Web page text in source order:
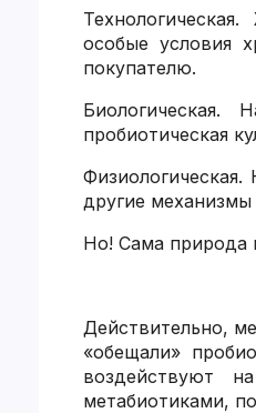
особые условия
покупателю.
пробиотическая
другие механизмы
Но! Cама природа
Действительно,
«обещали»
воздействуют
метабиотиками,